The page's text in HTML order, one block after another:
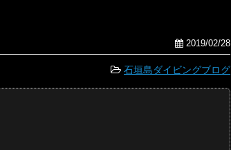
2019/02/28
石垣島ダイビングブログ